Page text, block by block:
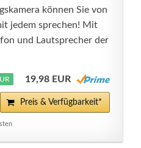
können Sie von
jedem sprechen! Mit
und Lautsprecher der
19,98 EUR
Preis & Verfügbarkeit*